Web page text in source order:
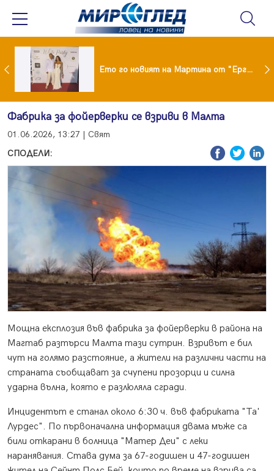
И Ники Кънчев се разведе тайно като Геро Ето го новият на Мартина от "Ергенът"
Фабрика за фойерверки се взриви в Малта
01.06.2026, 13:27 | Свят
СПОДЕЛИ:
Мощна експлозия във фабрика за фойерверки в района на
Магтаб разтърси Малта тази сутрин. Взривът е бил
чут на голямо разстояние, а жители на различни части на
страната съобщават за счупени прозорци и силна
ударна вълна, която е разлюляла сгради.
Инцидентът е станал около 6:30 ч. във фабриката "Та'
Лурдес". По първоначална информация двама мъже са
били откарани в болница "Матер Деи" с леки
наранявания. Става дума за 67-годишен и 47-годишен